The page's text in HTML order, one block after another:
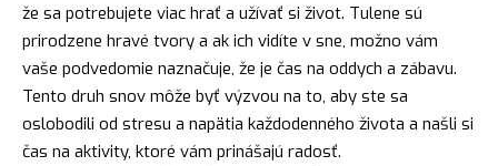
že sa potrebujete viac hrať a užívať si život. Tulene sú
prirodzene hravé tvory a ak ich vidíte v sne, možno vám
vaše podvedomie naznačuje, že je čas na oddych a zábavu.
Tento druh snov môže byť výzvou na to, aby ste sa
oslobodili od stresu a napätia každodenného života a našli si
čas na aktivity, ktoré vám prinášajú radosť.